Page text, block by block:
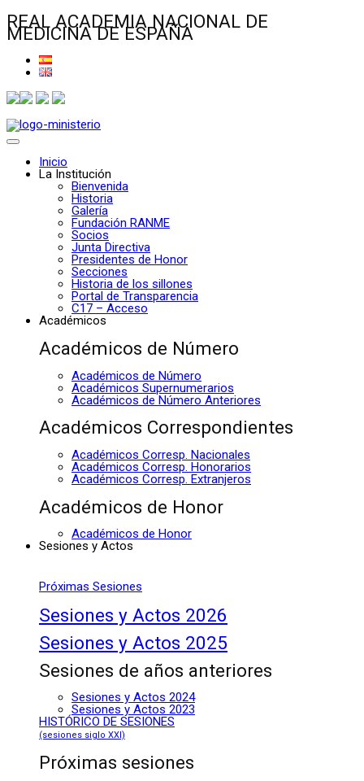
REAL ACADEMIA NACIONAL DE
MEDICINA DE ESPAÑA
Inicio
La Institución
Bienvenida
Historia
Galería
Fundación RANME
Socios
Junta Directiva
Presidentes de Honor
Secciones
Historia de los sillones
Portal de Transparencia
C17 – Acceso
Académicos
Académicos de Número
Académicos de Número
Académicos Supernumerarios
Académicos de Número Anteriores
Académicos Correspondientes
Académicos Corresp. Nacionales
Académicos Corresp. Honorarios
Académicos Corresp. Extranjeros
Académicos de Honor
Académicos de Honor
Sesiones y Actos
Próximas Sesiones
Sesiones y Actos 2026
Sesiones y Actos 2025
Sesiones de años anteriores
Sesiones y Actos 2024
Sesiones y Actos 2023
HISTÓRICO DE SESIONES
(sesiones siglo XXI)
Próximas sesiones